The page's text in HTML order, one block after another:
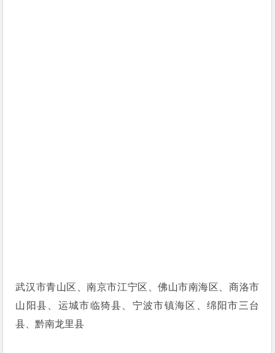
武汉市青山区、南京市江宁区、佛山市南海区、商洛市
山阳县、运城市临猗县、宁波市镇海区、绵阳市三台
县、黔南龙里县